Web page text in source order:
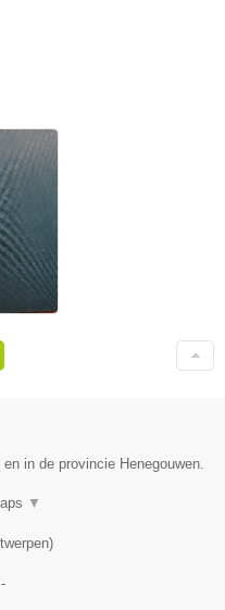
in de provincie Henegouwen.
▼
)
-